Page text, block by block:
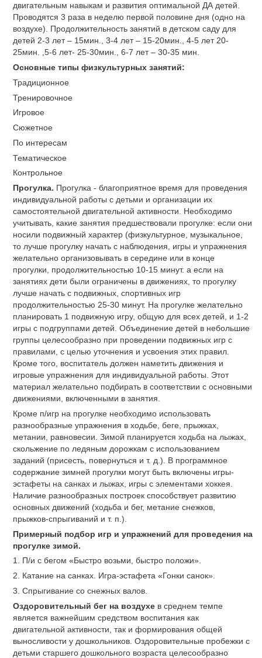
двигательным навыкам и развития оптимальной ДА детей.
Проводятся 3 раза в неделю первой половине дня (одно на
воздухе). Продолжительность занятий в детском саду для
детей 2-3 лет – 15мин., 3-4 лет – 15-20мин., 4-5 лет 20-
25мин. ,5-6 лет- 25-30мин., 6-7 лет – 30-35 мин.
Основные типы физкультурных занятий:
Традиционное
Тренировочное
Игровое
Сюжетное
По интересам
Тематическое
Контрольное
Прогулка. Прогулка - благоприятное время для проведения
индивидуальной работы с детьми и организации их
самостоятельной двигательной активности. Необходимо
учитывать, какие занятия предшествовали прогулке: если они
носили подвижный характер (физкультурное, музыкальное,
то лучше прогулку начать с наблюдения, игры и упражнения
желательно организовывать в середине или в конце
прогулки, продолжительностью 10-15 минут. а если на
занятиях дети были ограничены в движениях, то прогулку
лучше начать с подвижных, спортивных игр
продолжительностью 25-30 минут. На прогулке желательно
планировать 1 подвижную игру, общую для всех детей, и 1-2
игры с подгруппами детей. Объединение детей в небольшие
группы целесообразно при проведении подвижных игр с
правилами, с целью уточнения и усвоения этих правил.
Кроме того, воспитатель должен наметить движения и
игровые упражнения для индивидуальной работы. Этот
материал желательно подбирать в соответствии с основными
движениями, включенными в занятия.
Кроме п/игр на прогулке необходимо использовать
разнообразные упражнения в ходьбе, беге, прыжках,
метании, равновесии. Зимой планируется ходьба на лыжах,
скольжение по ледяным дорожкам с использованием
заданий (присесть, повернуться и т. д.). В программное
содержание зимней прогулки могут быть включены игры-
эстафеты на санках и лыжах, игры с элементами хоккея.
Наличие разнообразных построек способствует развитию
основных движений (ходьба и бег, метание снежков,
прыжков-спрыгиваний и т. п.).
Примерный подбор игр и упражнений для проведения на
прогулке зимой.
1. П/и с бегом «Быстро возьми, быстро положи».
2. Катание на санках. Игра-эстафета «Гонки санок».
3. Спрыгивание со снежных валов.
Оздоровительный бег на воздухе в среднем темпе
является важнейшим средством воспитания как
двигательной активности, так и формирования общей
выносливости у дошкольников. Оздоровительные пробежки с
детьми старшего дошкольного возраста целесообразно